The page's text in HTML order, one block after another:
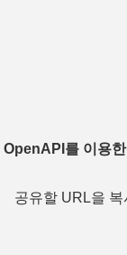
OpenAPI를 이용
공유할 URL을